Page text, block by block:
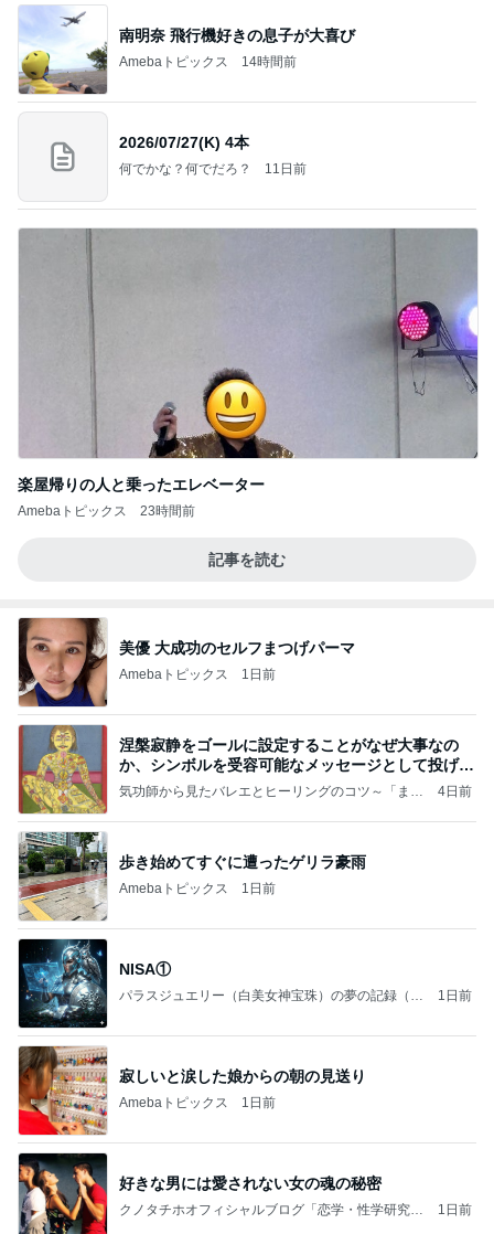
南明奈 飛行機好きの息子が大喜び
Amebaトピックス 14時間前
2026/07/27(K) 4本
何でかな？何でだろ？ 11日前
楽屋帰りの人と乗ったエレベーター
Amebaトピックス 23時間前
記事を読む
美優 大成功のセルフまつげパーマ
Amebaトピックス 1日前
涅槃寂静をゴールに設定することがなぜ大事なの
か、シンボルを受容可能なメッセージとして投げる
ことが
気功師から見たバレエとヒーリングのコツ～「まと
4日前
歩き始めてすぐに遭ったゲリラ豪雨
Amebaトピックス 1日前
NISA①
パラスジュエリー（白美女神宝珠）の夢の記録（続
1日前
寂しいと涙した娘からの朝の見送り
Amebaトピックス 1日前
好きな男には愛されない女の魂の秘密
クノタチホオフィシャルブログ「恋学・性学研究
1日前